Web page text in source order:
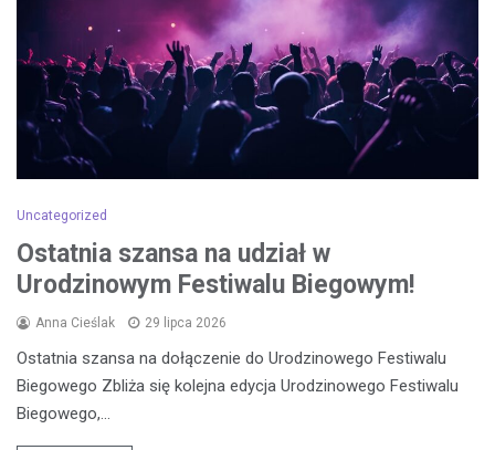
Uncategorized
Ostatnia szansa na udział w
Urodzinowym Festiwalu Biegowym!
Anna Cieślak 29 lipca 2026
Ostatnia szansa na dołączenie do Urodzinowego Festiwalu
Biegowego Zbliża się kolejna edycja Urodzinowego Festiwalu
Biegowego,…